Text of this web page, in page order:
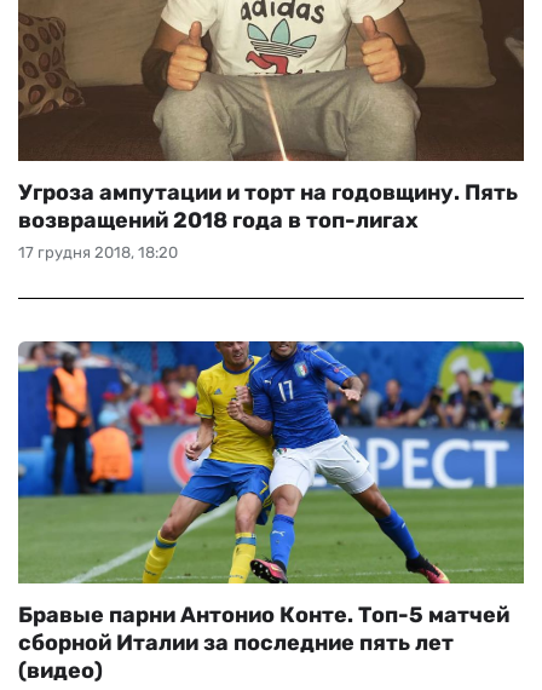
17 грудня 2018, 18:20
Угроза ампутации и торт на годовщину. Пять
возвращений 2018 года в топ-лигах
Бравые парни Антонио Конте. Топ-5 матчей
сборной Италии за последние пять лет
(видео)